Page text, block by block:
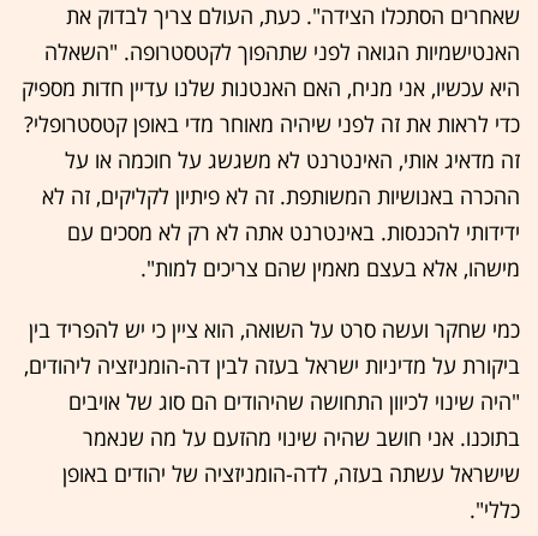
שאחרים הסתכלו הצידה". כעת, העולם צריך לבדוק את
האנטישמיות הגואה לפני שתהפוך לקטסטרופה. "השאלה
היא עכשיו, אני מניח, האם האנטנות שלנו עדיין חדות מספיק
כדי לראות את זה לפני שיהיה מאוחר מדי באופן קטסטרופלי?
זה מדאיג אותי, האינטרנט לא משגשג על חוכמה או על
ההכרה באנושיות המשותפת. זה לא פיתיון לקליקים, זה לא
ידידותי להכנסות. באינטרנט אתה לא רק לא מסכים עם
מישהו, אלא בעצם מאמין שהם צריכים למות".
כמי שחקר ועשה סרט על השואה, הוא ציין כי יש להפריד בין
ביקורת על מדיניות ישראל בעזה לבין דה-הומניזציה ליהודים,
"היה שינוי לכיוון התחושה שהיהודים הם סוג של אויבים
בתוכנו. אני חושב שהיה שינוי מהזעם על מה שנאמר
שישראל עשתה בעזה, לדה-הומניזציה של יהודים באופן
כללי".